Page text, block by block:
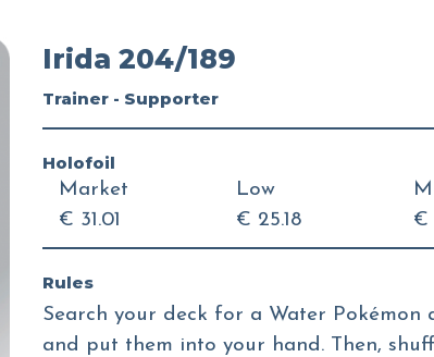
Irida 204/189
Trainer - Supporter
Holofoil
Market
€ 31.01
Low
€ 25.18
€
Rules
Search your deck for a Water Pokémon
and put them into your hand. Then,